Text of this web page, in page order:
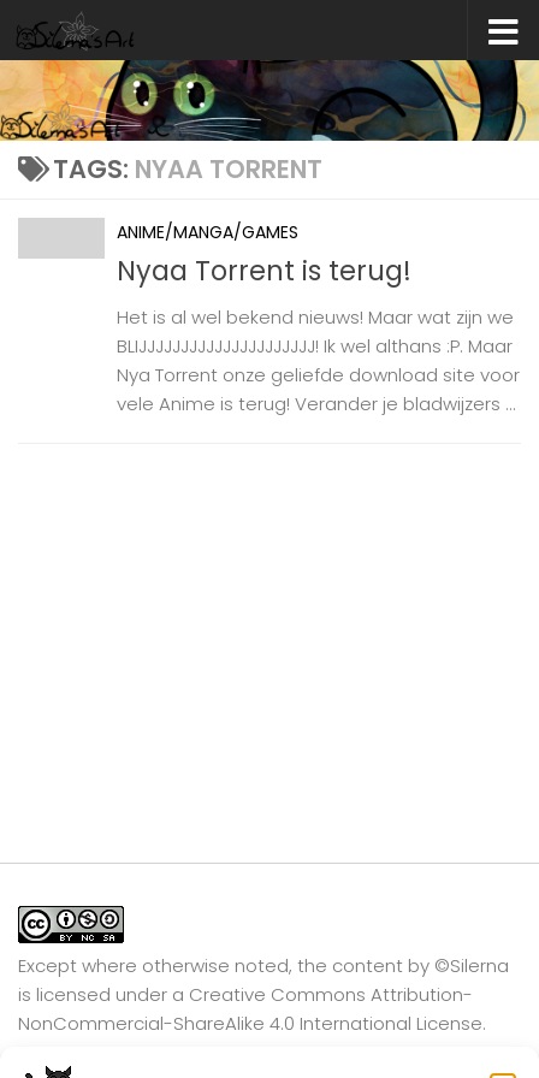
Skip to content
TAGS: NYAA TORRENT
ANIME/MANGA/GAMES
Nyaa Torrent is terug!
Het is al wel bekend nieuws! Maar wat zijn we
BLIJJJJJJJJJJJJJJJJJJJJJ! Ik wel althans :P. Maar
Nya Torrent onze geliefde download site voor
vele Anime is terug! Verander je bladwijzers ...
Except where otherwise noted, the content by ©Silerna
is licensed under a Creative Commons Attribution-
NonCommercial-ShareAlike 4.0 International License.